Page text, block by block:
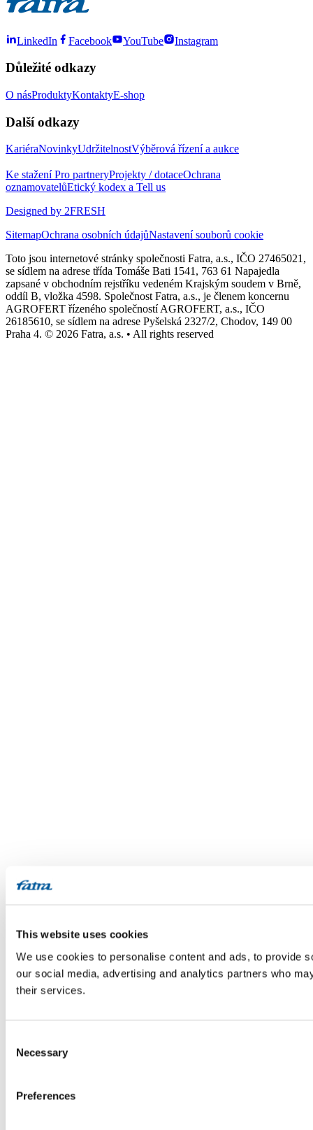
This website uses cookies
We use cookies to personalise content and ads, to provide
our social media, advertising and analytics partners who
their services.
Selection
Necessary
Preferences
LinkedIn Facebook YouTube Instagram
Důležité odkazy
O násProduktyKontaktyE-shop
Další odkazy
KariéraNovinkyUdržitelnostVýběrová řízení a aukce
Ke staženíPro partneryProjekty / dotaceOchrana
oznamovatelůEtický kodex a Tell us
Designed by 2FRESH
SitemapOchrana osobních údajůNastavení souborů cookie
Toto jsou internetové stránky společnosti Fatra, a.s., IČO 27465021,
se sídlem na adrese třída Tomáše Bati 1541, 763 61 Napajedla
zapsané v obchodním rejstříku vedeném Krajským soudem v Brně,
oddíl B, vložka 4598. Společnost Fatra, a.s., je členem koncernu
AGROFERT řízeného společností AGROFERT, a.s., IČO
26185610, se sídlem na adrese Pyšelská 2327/2, Chodov, 149 00
Praha 4. © 2026 Fatra, a.s. • All rights reserved